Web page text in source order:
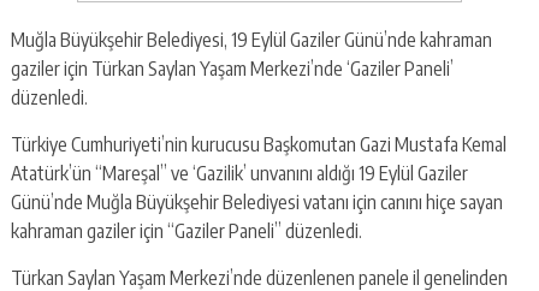
Muğla Büyükşehir Belediyesi, 19 Eylül Gaziler Günü’nde kahraman
gaziler için Türkan Saylan Yaşam Merkezi’nde ‘Gaziler Paneli’
düzenledi.
Türkiye Cumhuriyeti’nin kurucusu Başkomutan Gazi Mustafa Kemal
Atatürk’ün “Mareşal” ve ‘Gazilik’ unvanını aldığı 19 Eylül Gaziler
Günü’nde Muğla Büyükşehir Belediyesi vatanı için canını hiçe sayan
kahraman gaziler için “Gaziler Paneli” düzenledi.
Türkan Saylan Yaşam Merkezi’nde düzenlenen panele il genelinden